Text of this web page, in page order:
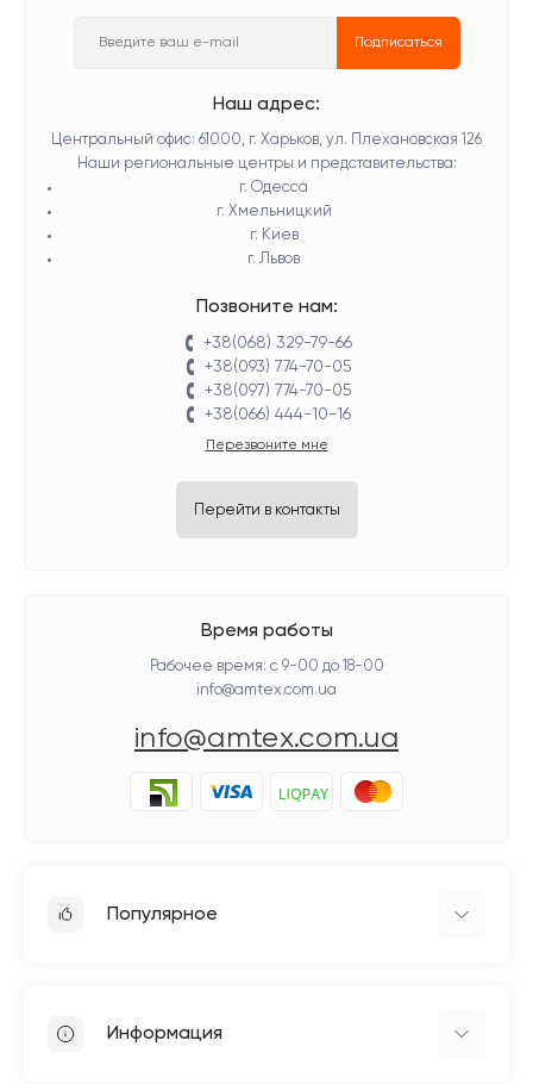
Подписаться
Наш адрес:
Центральный офис: 61000, г. Харьков, ул. Плехановская 126
Наши региональные центры и представительства:
г. Одесса
г. Хмельницкий
г. Киев
г. Львов
Позвоните нам:
+38(068) 329-79-66
+38(093) 774-70-05
+38(097) 774-70-05
+38(066) 444-10-16
Перезвоните мне
Перейти в контакты
Время работы
Рабочее время: с 9-00 до 18-00
info@amtex.com.ua
info@amtex.com.ua
Популярное
Швейное оборудование Jack
Информация